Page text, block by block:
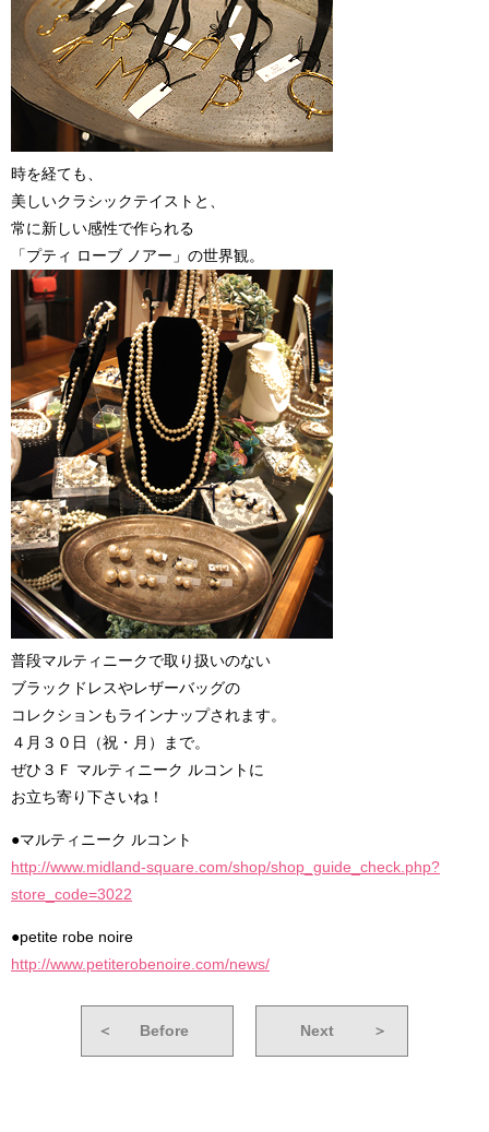
時を経ても、
美しいクラシックテイストと、
常に新しい感性で作られる
「プティ ローブ ノアー」の世界観。
普段マルティニークで取り扱いのない
ブラックドレスやレザーバッグの
コレクションもラインナップされます。
４月３０日（祝・月）まで。
ぜひ３Ｆ マルティニーク ルコントに
お立ち寄り下さいね！
●マルティニーク ルコント
http://www.midland-square.com/shop/shop_guide_check.php?
store_code=3022
●petite robe noire
http://www.petiterobenoire.com/news/
＜ Before Next ＞